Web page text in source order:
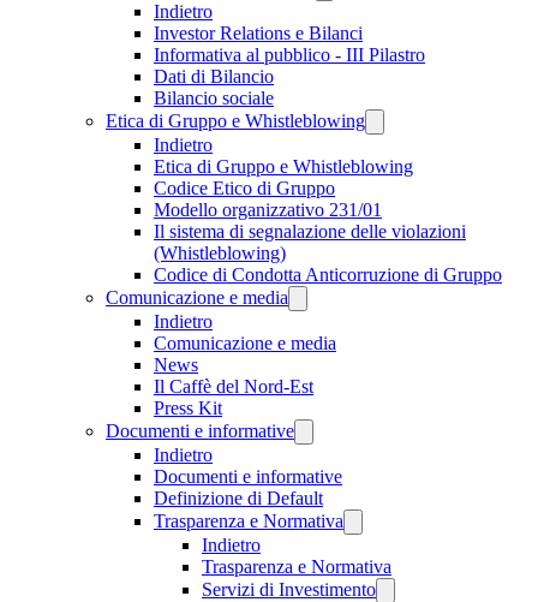
Indietro
Investor Relations e Bilanci
Informativa al pubblico - III Pilastro
Dati di Bilancio
Bilancio sociale
Etica di Gruppo e Whistleblowing
Indietro
Etica di Gruppo e Whistleblowing
Codice Etico di Gruppo
Modello organizzativo 231/01
Il sistema di segnalazione delle violazioni
(Whistleblowing)
Codice di Condotta Anticorruzione di Gruppo
Comunicazione e media
Indietro
Comunicazione e media
News
Il Caffè del Nord-Est
Press Kit
Documenti e informative
Indietro
Documenti e informative
Definizione di Default
Trasparenza e Normativa
Indietro
Trasparenza e Normativa
Servizi di Investimento